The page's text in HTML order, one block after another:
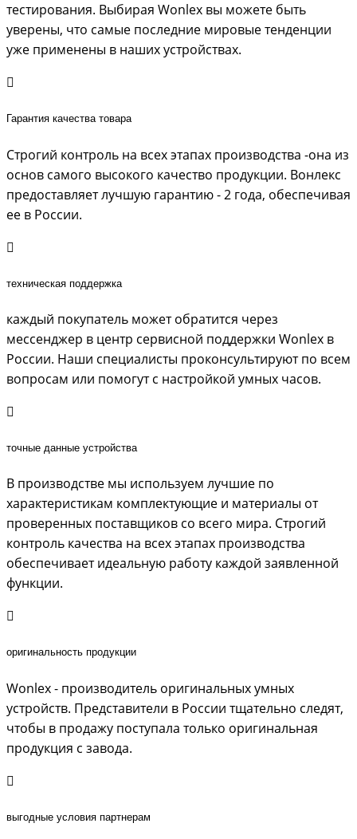
тестирования. Выбирая Wonlex вы можете быть
уверены, что самые последние мировые тенденции
уже применены в наших устройствах.
Гарантия качества товара
Строгий контроль на всех этапах производства -она из
основ самого высокого качество продукции. Вонлекс
предоставляет лучшую гарантию - 2 года, обеспечивая
ее в России.
техническая поддержка
каждый покупатель может обратится через
мессенджер в центр сервисной поддержки Wonlex в
России. Наши специалисты проконсультируют по всем
вопросам или помогут с настройкой умных часов.
точные данные устройства
В производстве мы используем лучшие по
характеристикам комплектующие и материалы от
проверенных поставщиков со всего мира. Строгий
контроль качества на всех этапах производства
обеспечивает идеальную работу каждой заявленной
функции.
оригинальность продукции
Wonlex - производитель оригинальных умных
устройств. Представители в России тщательно следят,
чтобы в продажу поступала только оригинальная
продукция с завода.
выгодные условия партнерам